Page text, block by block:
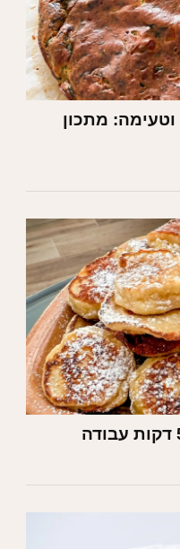
מתכון